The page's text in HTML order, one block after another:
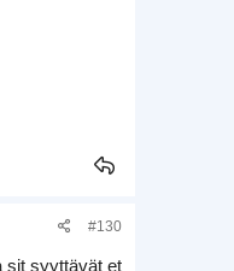
#130
sit syyttävät et